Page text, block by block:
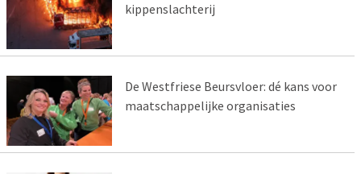
kippenslachterij
De Westfriese Beursvloer: dé kans voor
maatschappelijke organisaties